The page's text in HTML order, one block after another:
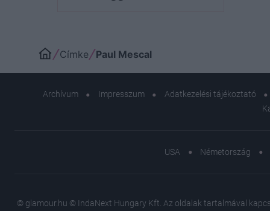
Címke Paul Mescal
Archívum Impresszum Adatkezelési tájékoztató
USA Németország
© glamour.hu © IndaNext Hungary Kft. Az oldalak tartalmával